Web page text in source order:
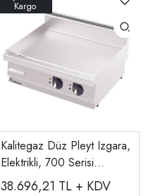
Kalitegaz Düz Pleyt Izgara,
Elektrikli, 700 Serisi
GF8070E
38.696,21 TL + KDV